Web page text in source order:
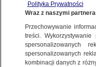
i ubezpieczyciele
standardy
Oprac.Jan Sowa
16.06.2026, 13:43
Polityka Prywatności
Wraz z naszymi
Przechowywanie
treści.
spersonalizowanych
spersonalizowanych
kombinacji danych z